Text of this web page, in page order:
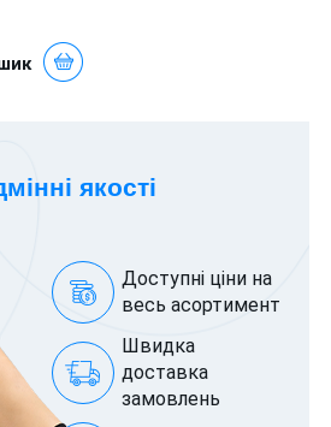
якості
Доступні ціни на
весь асортимент
Швидка
доставка
замовлень